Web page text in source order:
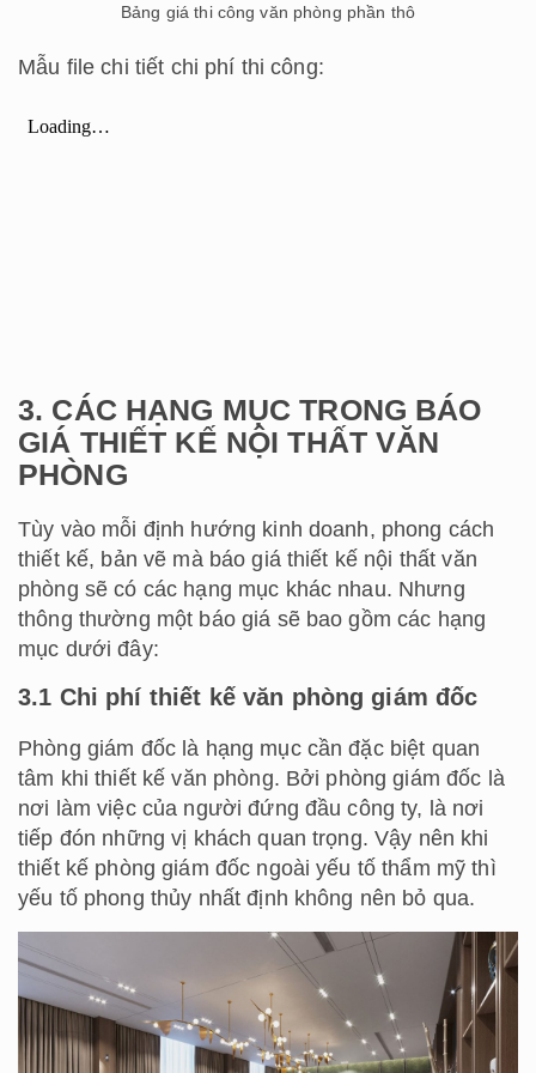
Bảng giá thi công văn phòng phần thô
Mẫu file chi tiết chi phí thi công:
3. CÁC HẠNG MỤC TRONG BÁO
GIÁ THIẾT KẾ NỘI THẤT VĂN
PHÒNG
Tùy vào mỗi định hướng kinh doanh, phong cách
thiết kế, bản vẽ mà báo giá thiết kế nội thất văn
phòng sẽ có các hạng mục khác nhau. Nhưng
thông thường một báo giá sẽ bao gồm các hạng
mục dưới đây:
3.1 Chi phí thiết kế văn phòng giám đốc
Phòng giám đốc là hạng mục cần đặc biệt quan
tâm khi thiết kế văn phòng. Bởi phòng giám đốc là
nơi làm việc của người đứng đầu công ty, là nơi
tiếp đón những vị khách quan trọng. Vậy nên khi
thiết kế phòng giám đốc ngoài yếu tố thẩm mỹ thì
yếu tố phong thủy nhất định không nên bỏ qua.